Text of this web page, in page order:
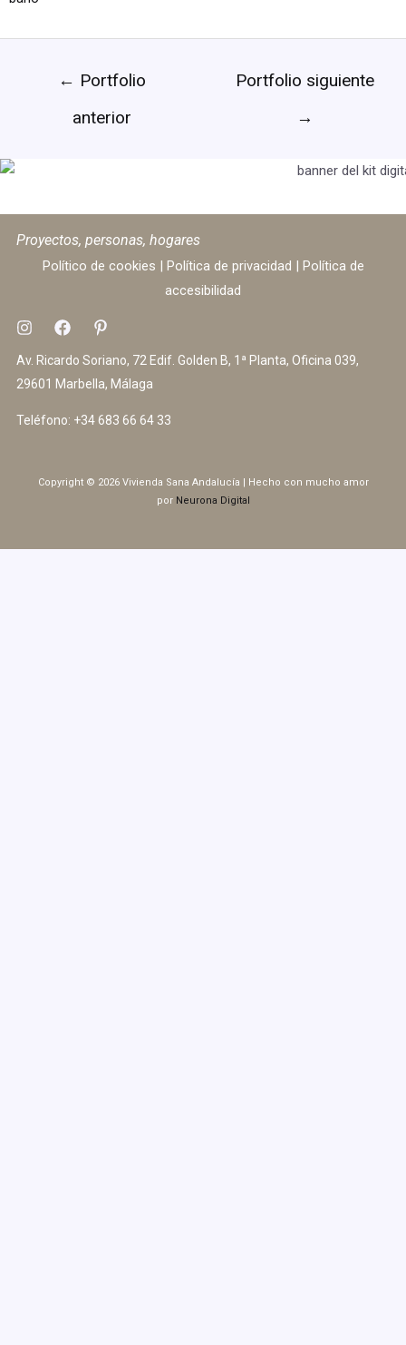
← Portfolio
anterior
Portfolio siguiente
→
Proyectos, personas, hogares
Político de cookies | Política de privacidad | Política de
accesibilidad
Av. Ricardo Soriano, 72 Edif. Golden B, 1ª Planta, Oficina 039,
29601 Marbella, Málaga
Teléfono: +34 683 66 64 33
Copyright © 2026 Vivienda Sana Andalucía | Hecho con mucho amor
por Neurona Digital